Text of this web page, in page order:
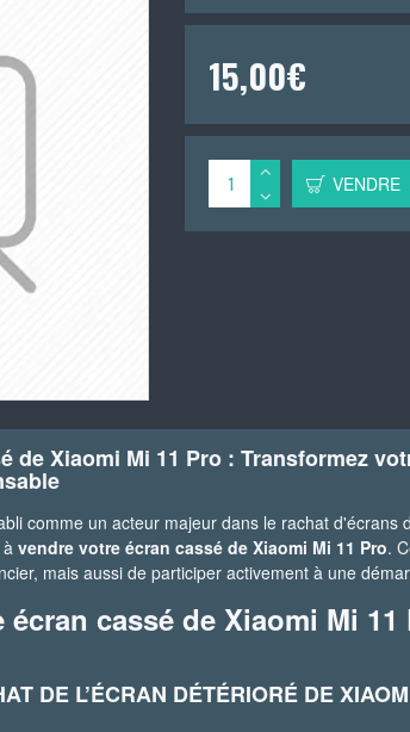
15,00€
VENDRE
de Xiaomi Mi 11 Pro : Transformez
comme un acteur majeur dans le rachat d'écrans
vendre votre écran cassé de Xiaomi Mi 11 Pro.
mais aussi de participer activement à une
cassé de Xiaomi Mi
DE L’ÉCRAN DÉTÉRIORÉ DE